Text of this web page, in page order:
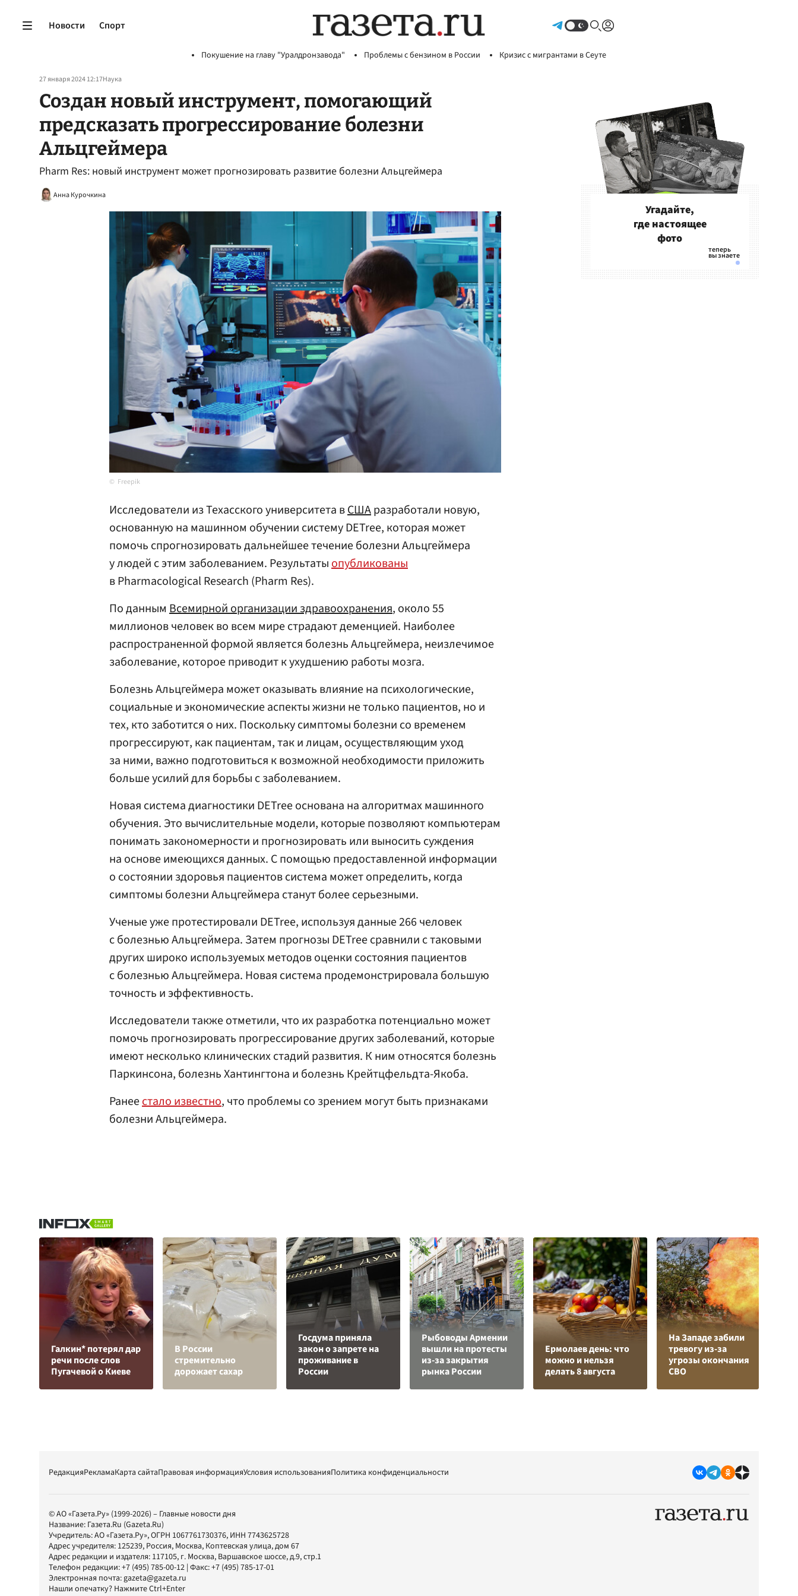
Новости Спорт
Покушение на главу "Уралдронзавода" Проблемы с бензином в России Кризис с мигрантами в Сеуте
27 января 2024 12:17Наука
Создан новый инструмент, помогающий
предсказать прогрессирование болезни
Альцгеймера
Pharm Res: новый инструмент может прогнозировать развитие болезни Альцгеймера
Анна Курочкина
Freepik
Исследователи из Техасского университета вСШАразработали новую,
основанную на машинном обучении систему DETree, которая может
помочь спрогнозировать дальнейшее течение болезни Альцгеймера
у людей с этим заболеванием. Результатыопубликованы
в Pharmacological Research (Pharm Res).
По данным Всемирной организации здравоохранения, около 55
миллионов человек во всем мире страдают деменцией. Наиболее
распространенной формой является болезнь Альцгеймера, неизлечимое
заболевание, которое приводит к ухудшению работы мозга.
Болезнь Альцгеймера может оказывать влияние на психологические,
социальные и экономические аспекты жизни не только пациентов, но и
тех, кто заботится о них. Поскольку симптомы болезни со временем
прогрессируют, как пациентам, так и лицам, осуществляющим уход
за ними, важно подготовиться к возможной необходимости приложить
больше усилий для борьбы с заболеванием.
Новая система диагностики DETree основана на алгоритмах машинного
обучения. Это вычислительные модели, которые позволяют компьютерам
понимать закономерности и прогнозировать или выносить суждения
на основе имеющихся данных. С помощью предоставленной информации
о состоянии здоровья пациентов система может определить, когда
симптомы болезни Альцгеймера станут более серьезными.
Ученые уже протестировали DETree, используя данные 266 человек
с болезнью Альцгеймера. Затем прогнозы DETree сравнили с таковыми
других широко используемых методов оценки состояния пациентов
с болезнью Альцгеймера. Новая система продемонстрировала большую
точность и эффективность.
Исследователи также отметили, что их разработка потенциально может
помочь прогнозировать прогрессирование других заболеваний, которые
имеют несколько клинических стадий развития. К ним относятся болезнь
Паркинсона, болезнь Хантингтона и болезнь Крейтцфельдта-Якоба.
Ранеестало известно, что проблемы со зрением могут быть признаками
болезни Альцгеймера.
Угадайте,
где настоящее
фото
Галкин* потерял дар
речи после слов
Пугачевой о Киеве
В России
стремительно
дорожает сахар
Госдума приняла
закон о запрете на
проживание в
России
Рыбоводы Армении
вышли на протесты
из-за закрытия
рынка России
Ермолаев день: что
можно и нельзя
делать 8 августа
На Западе забили
тревогу из-за
угрозы окончания
СВО
РедакцияРекламаКарта сайтаПравовая информацияУсловия использованияПолитика конфиденциальности
© АО «Газета.Ру» (1999-2026) – Главные новости дня
Название: Газета.Ru (Gazeta.Ru)
Учредитель:АО «Газета.Ру», ОГРН 1067761730376, ИНН 7743625728
Адрес учредителя: 125239, Россия, Москва, Коптевская улица, дом 67
Адрес редакции и издателя: 117105, г. Москва, Варшавское шоссе, д.9, стр.1
Телефон редакции:+7 (495) 785-00-12 | Факс:+7 (495) 785-17-01
Электронная почта:gazeta@gazeta.ru
Нашли опечатку? Нажмите Ctrl+Enter